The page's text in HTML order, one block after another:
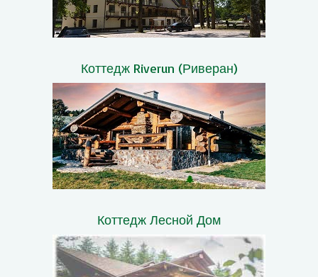
Коттедж Riverun (Риверан)
Коттедж Лесной Дом